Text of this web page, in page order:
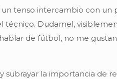
tenso intercambio con
técnico. Dudamel,
de fútbol, no me
la importancia de